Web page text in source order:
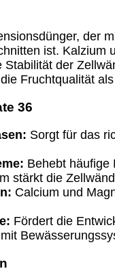
der
ist.
der
Fruchtqualität
36
Sorgt für das
Behebt häufige
stärkt die
Calcium und
Fördert die